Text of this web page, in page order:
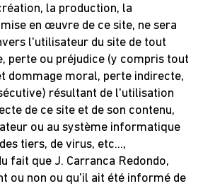
la production, la
en œuvre de ce site, ne sera
l'utilisateur du site de tout
perte ou préjudice (y compris tout
dommage moral, perte indirecte,
résultant de l'utilisation
de ce site et de son contenu,
ou au système informatique
tiers, de virus, etc...,
fait que J. Carranca Redondo,
ou non ou qu'il ait été informé de